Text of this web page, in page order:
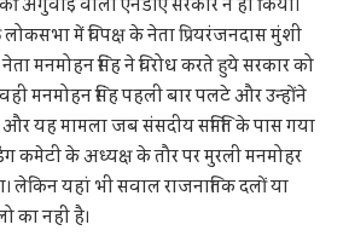
में विपक्ष के नेता प्रियरंजनदास मुंशी
मनमोहन सिंह ने विरोध करते हुये सरकार को
मनमोहन सिंह पहली बार पलटे और उन्होंने
यह मामला जब संसदीय समिति के पास गया
कमेटी के अध्यक्ष के तौर पर मुरली मनमोहर
लेकिन यहां भी सवाल राजनातिक दलों या
का नहीं है।